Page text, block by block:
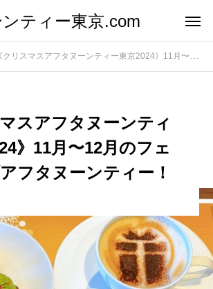
ティー東京.com
《クリスマスアフタヌーンティー東京2024》11月〜12月のフェスティブアフタヌーンティー！
マスアフタヌーンティ
》11月〜12月のフェ
フタヌーンティー！